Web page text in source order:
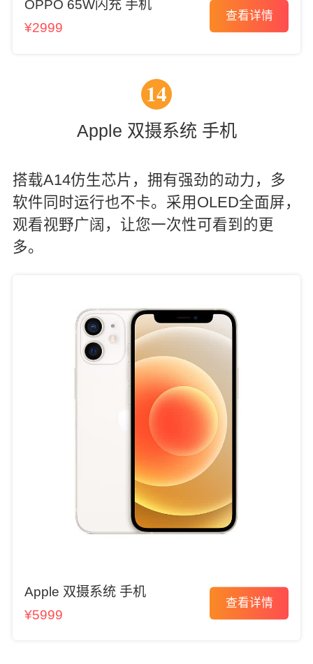
OPPO 65W闪充 手机
¥2999
查看详情
14
Apple 双摄系统 手机
搭载A14仿生芯片，拥有强劲的动力，多
软件同时运行也不卡。采用OLED全面屏，
观看视野广阔，让您一次性可看到的更
多。
Apple 双摄系统 手机
¥5999
查看详情